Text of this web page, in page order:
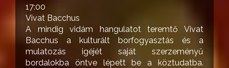
17:00
Vivat Bacchus
A mindig vidám hangulatot teremtő Vivat
Bacchus a kulturált borfogyasztás és a
mulatozás igéjét saját szerzeményű
bordalokba öntve lépett be a köztudatba.